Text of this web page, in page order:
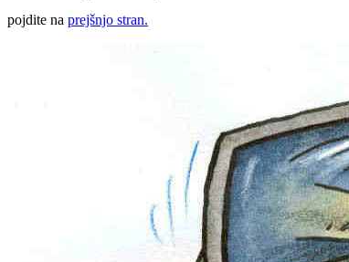
pojdite na prejšnjo stran.